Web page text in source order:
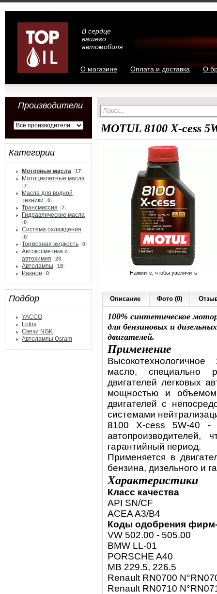
В сердце
вашего
автомобиля
О магазине Оплата и доставка О
Производители
Категории
Моторные масла (17)
Мотоциклетные масла
(7)
Масла для водной
техники (0)
Трансмиссия (7)
Гидравлические масла
(0)
Система охлаждения
(0)
Тормозная жидкость (0)
Автокосметика и
автохимия (23)
Автолампы (18)
Разное (0)
Подбор
YACCO
Lotos
Свечи NGK
Автолампы Osram
MOTUL 8100 X-cess
Нажмите, чтобы увеличить
Описание Фото (0)
100% синтетическое
для бензиновых и дизельных
двигателей.
Применение
масло, специально
двигателей легковых
мощностью и
двигателей с
системами
8100 X-cess 5W-40 -
автопроизводителей,
гарантийный период.
Применяется в
бензина, дизельного и
Характеристики
Класс качества
API SN/CF
ACEA A3/B4
Коды одобрения
VW 502.00 - 505.00
BMW LL-01
PORSCHE A40
MB 229.5, 226.5
Renault RN0700
Renault RN0710